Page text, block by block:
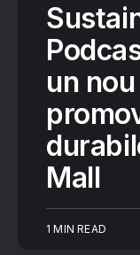
un
Mall
1 MIN READ